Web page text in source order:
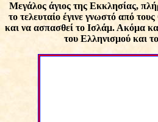
Μεγάλος άγιος της Εκκλησίας,
το τελευταίο έγινε γνωστό από
και να ασπασθεί το Ισλάμ. Ακόμα
του Ελληνισμού και